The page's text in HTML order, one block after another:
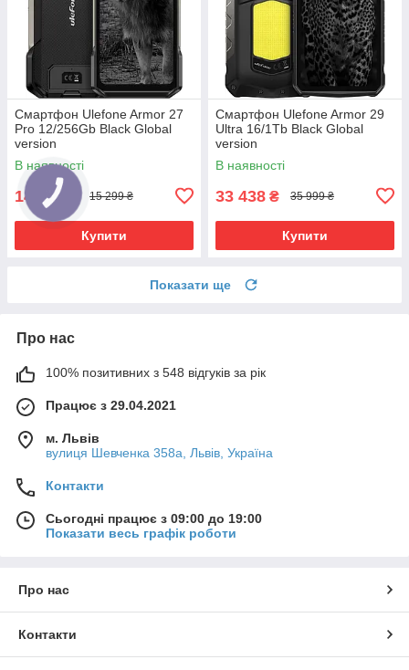
Смартфон Ulefone Armor 27
Pro 12/256Gb Black Global
version
В наявності
14 198 15 299 ₴
Купити
Смартфон Ulefone Armor 29
Ultra 16/1Tb Black Global
version
В наявності
33 438 ₴ 35 999 ₴
Купити
Показати ще
Про нас
100% позитивних з 548 відгуків за рік
Працює з 29.04.2021
м. Львів
вулиця Шевченка 358а, Львів, Україна
Контакти
Сьогодні працює з 09:00 до 19:00
Показати весь графік роботи
Про нас
Контакти